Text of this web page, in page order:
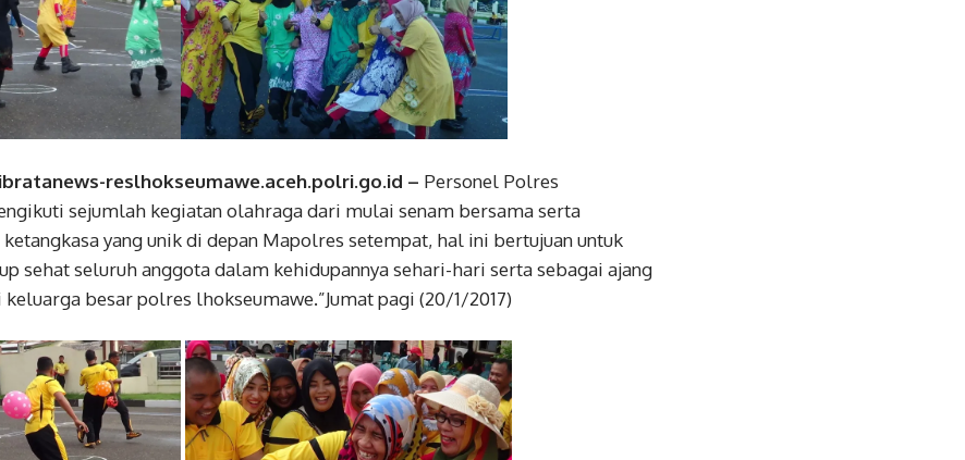
reslhokseumawe.aceh.polri.go.id – Personel Polres
sejumlah kegiatan olahraga dari mulai senam bersama serta
yang unik di depan Mapolres setempat, hal ini bertujuan untuk
sehat seluruh anggota dalam kehidupannya sehari-hari serta sebagai ajang
besar polres lhokseumawe.”Jumat pagi (20/1/2017)